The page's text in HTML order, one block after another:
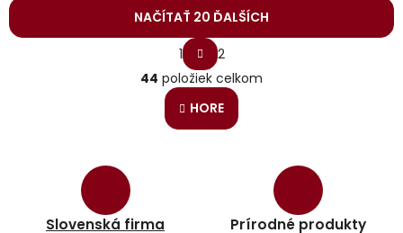
O
v
l
NAČÍTAŤ 20 ĎALŠÍCH
S
t
r
á
n
o
1
2
44 položiek celkom
HORE
Slovenská firma Prírodné produkty